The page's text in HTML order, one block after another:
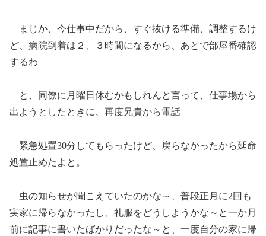
まじか、今仕事中だから、すぐ抜ける準備、調整するけ
ど、病院到着は２、３時間になるから、あとで部屋番確認
するわ
と、同僚に月曜日休むかもしれんと言って、仕事場から
出ようとしたときに、再度兄貴から電話
緊急処置30分してもらったけど、戻らなかったから延命
処置止めたよと。
虫の知らせが聞こえていたのかな～、普段正月に2回も
実家に帰らなかったし、礼服をどうしようかな～と一か月
前に記事に書いたばかりだったな～と、一度自分の家に帰